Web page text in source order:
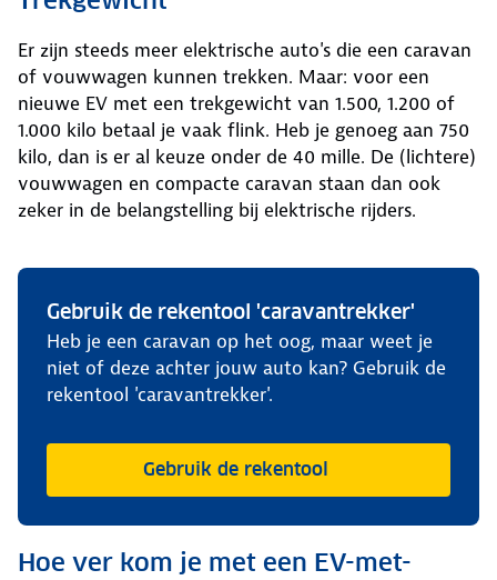
Er zijn steeds meer elektrische auto's die een caravan
of vouwwagen kunnen trekken. Maar: voor een
nieuwe EV met een trekgewicht van 1.500, 1.200 of
1.000 kilo betaal je vaak flink. Heb je genoeg aan 750
kilo, dan is er al keuze onder de 40 mille. De (lichtere)
vouwwagen en compacte caravan staan dan ook
zeker in de belangstelling bij elektrische rijders.
Gebruik de rekentool 'caravantrekker'
Heb je een caravan op het oog, maar weet je
niet of deze achter jouw auto kan? Gebruik de
rekentool 'caravantrekker'.
Gebruik de rekentool
Hoe ver kom je met een EV-met-